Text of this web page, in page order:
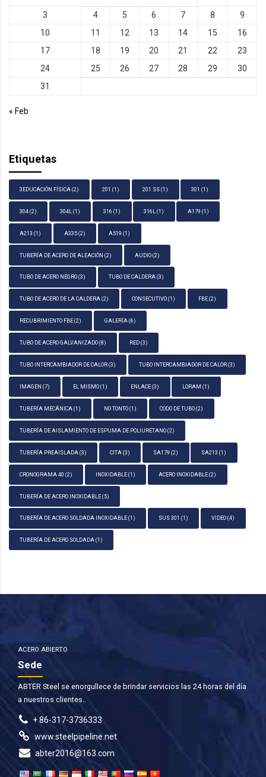
3
4 5 6 7 8
9
10
11 12 13 14 15
16
17
18 19 20 21 22
23
24
25 26 27 28 29
30
31
« Feb
Etiquetas
3EDUCACIÓN FÍSICA (2) 201 (1) 201 SS (1) 301 (1)
304 (2) 304L (1) 316 (1) 316L (1) A179 (1)
A213 (1) A335 (2) A519 (1)
TUBERÍA DE ACERO DE ALEACIÓN (2) AUDIO (2)
TUBO DE ACERO NEGRO (3) TUBO DE CALDERA (3)
TUBO DE ACERO DE LA CALDERA (2) CONSECUTIVO (1) FBE(2)
RECUBRIMIENTO FBE(2) GALERÍA (6)
TUBO DE ACERO GALVANIZADO (8) RED (3)
TUBO INTERCAMBIADOR DE CALOR (3) TUBO INTERCAMBIADOR DE CALOR (3)
IMAGEN (7) EL MISMO (1) ENLACE (3) LORAM (1)
TUBERÍA MECÁNICA (1) NO TONTO (1) CODO DE TUBO (2)
TUBERÍA DE AISLAMIENTO DE ESPUMA DE POLIURETANO (2)
TUBERÍA PREAISLADA (3) CITA (3) SA179 (2) SA213 (1)
CRONOGRAMA 40 (2) INOXIDABLE (1) ACERO INOXIDABLE (2)
TUBERÍA DE ACERO INOXIDABLE (5)
TUBERÍA DE ACERO SOLDADA INOXIDABLE(1) SUS 301 (1) VIDEO (4)
TUBERÍA DE ACERO SOLDADA (1)
ACERO ABIERTO
Sede
ABTER Steel se enorgullece de brindar servicios las 24 horas del día
a nuestros clientes..
+ 86-317-3736333
www.steelpipeline.net
abter2016@163.com